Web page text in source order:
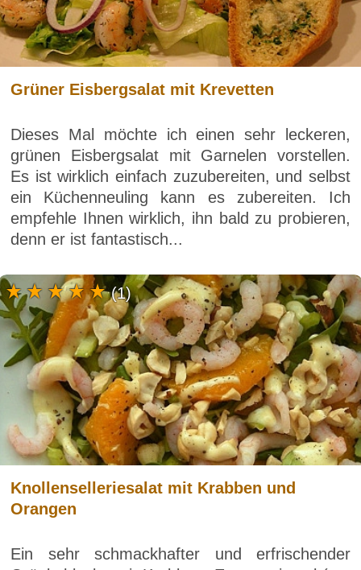
Grüner Eisbergsalat mit Krevetten
Dieses Mal möchte ich einen sehr leckeren,
grünen Eisbergsalat mit Garnelen vorstellen.
Es ist wirklich einfach zuzubereiten, und selbst
ein Küchenneuling kann es zubereiten. Ich
empfehle Ihnen wirklich, ihn bald zu probieren,
denn er ist fantastisch...
Knollenselleriesalat mit Krabben und
Orangen
Ein sehr schmackhafter und erfrischender
(1)